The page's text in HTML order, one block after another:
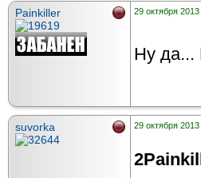
Painkiller 29 октября
Ну да...
suvorka 29 октября